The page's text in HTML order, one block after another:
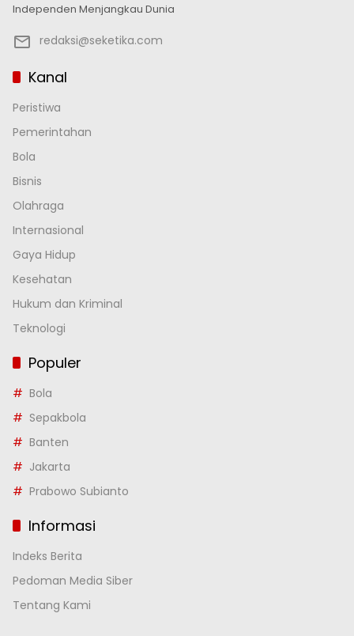
Independen Menjangkau Dunia
redaksi@seketika.com
Kanal
Peristiwa
Pemerintahan
Bola
Bisnis
Olahraga
Internasional
Gaya Hidup
Kesehatan
Hukum dan Kriminal
Teknologi
Populer
Bola
Sepakbola
Banten
Jakarta
Prabowo Subianto
Informasi
Indeks Berita
Pedoman Media Siber
Tentang Kami